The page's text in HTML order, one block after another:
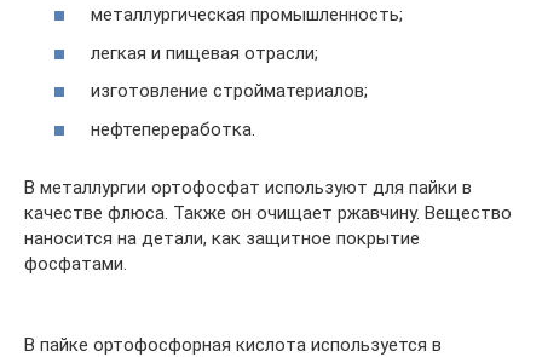
металлургическая промышленность;
легкая и пищевая отрасли;
изготовление стройматериалов;
нефтепереработка.
В металлургии ортофосфат используют для пайки в
качестве флюса. Также он очищает ржавчину. Вещество
наносится на детали, как защитное покрытие
фосфатами.
В пайке ортофосфорная кислота используется в